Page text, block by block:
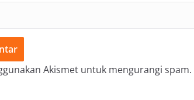
Akismet untuk mengurangi spam.